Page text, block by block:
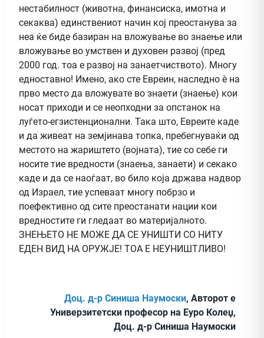
нестабилност (животна, финансиска, имотна и
секаква) единствениот начин кој преостанува за
неа ќе биде базиран на вложување во знаење или
вложување во умствен и духовен развој (пред
2000 год. тоа е развој на занаетчиството). Многу
едноставно! Имено, ако сте Евреин, наследно è на
прво место да вложувате во знаети (знаење) кои
носат приходи и се неопходни за опстанок на
луѓето-егзистенционални. Така што, Евреите каде
и да живеат на земјинава топка, пребегнуваќи од
местото на жариштето (војната), тие со себе ги
носите тие вредности (знаења, занаети) и секако
каде и да се наоѓаат, во било која држава надвор
од Израел, тие успеваат многу побрзо и
поефективно од сите преостанати нации кои
вредностите ги гледаат во материјалното.
ЗНЕЊЕТО НЕ МОЖЕ ДА СЕ УНИШТИ СО НИТУ
ЕДЕН ВИД НА ОРУЖЈЕ! ТОА Е НЕУНИШТЛИВО!
Доц. д-р Синиша Наумоски, Авторот е
Универзитетски професор на Еуро Колеџ,
Доц. д-р Синиша Наумоски